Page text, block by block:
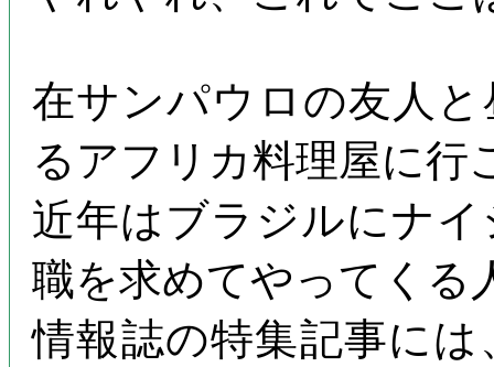
在サンパウロの友人
るアフリカ料理屋に行
近年はブラジルにナ
職を求めてやってくる
情報誌の特集記事に